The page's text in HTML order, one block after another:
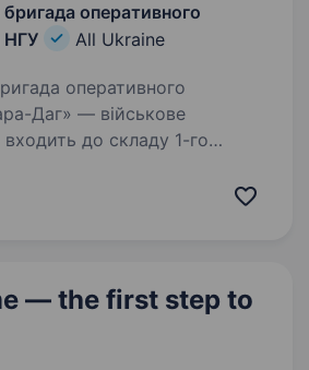
оперативного
НГУ
All Ukraine
Даг» — військове
до складу 1-го
в батальйони та інші
— the first step to